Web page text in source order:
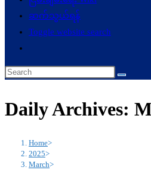
ဆက်သွယ်ရန်
Toggle website search
Daily Archives:
Home>
2025>
March>